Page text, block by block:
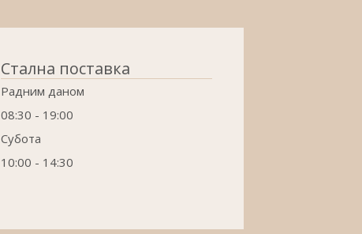
Стална поставка
Радним даном
08:30 - 19:00
Субота
10:00 - 14:30